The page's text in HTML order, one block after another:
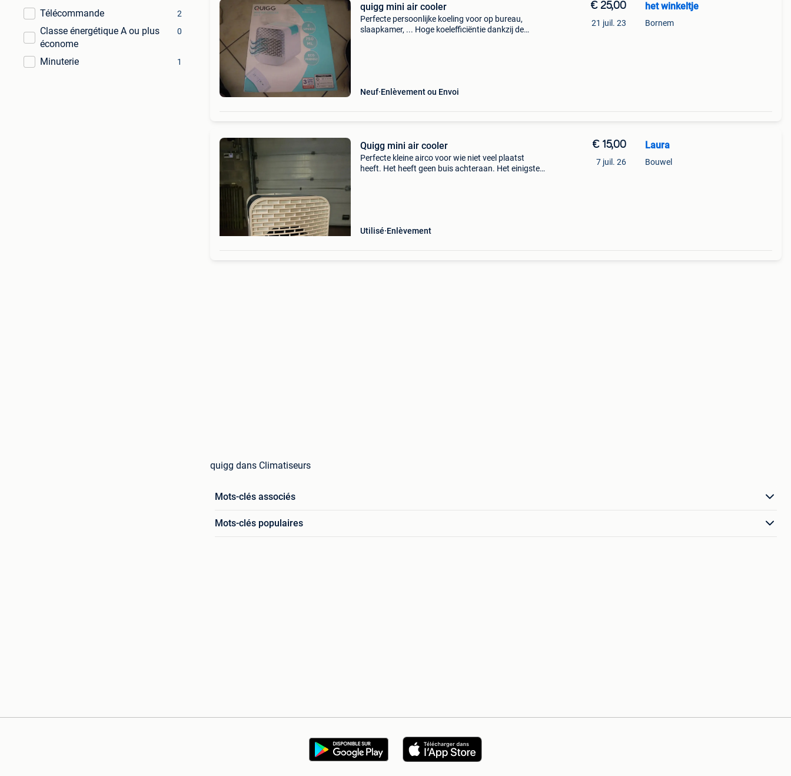
Télécommande
2
Classe énergétique A ou plus
économe
0
Minuterie 1
quigg mini air cooler
Perfecte persoonlijke koeling voor op bureau,
slaapkamer, ... Hoge koelefficiëntie dankzij de
Neuf Enlèvement ou Envoi
€ 25,00
21 juil. 23
het winkeltje
Bornem
Quigg mini air cooler
Perfecte kleine airco voor wie niet veel plaatst
heeft. Het heeft geen buis achteraan. Het einigste
Utilisé Enlèvement
€ 15,00
7 juil. 26
Laura
Bouwel
quigg dans Climatiseurs
Mots-clés associés
Mots-clés populaires